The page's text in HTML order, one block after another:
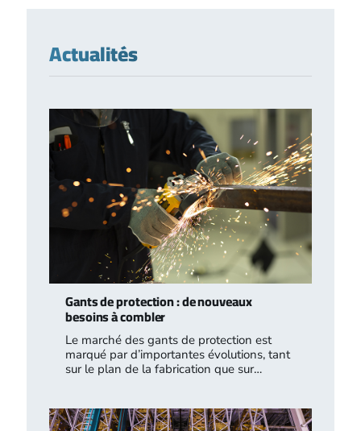
Actualités
Gants de protection : de nouveaux
besoins à combler
Le marché des gants de protection est
marqué par d’importantes évolutions, tant
sur le plan de la fabrication que sur…